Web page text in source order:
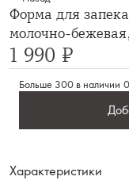
Форма для
молочно-
1 990 ₽
Больше 300 в наличии
Характеристики